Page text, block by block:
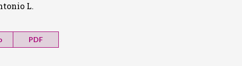
L.
PDF